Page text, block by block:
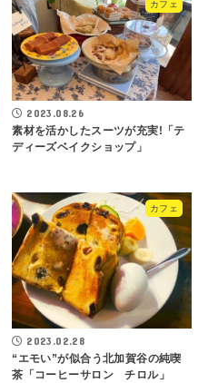
カフェ
2023.08.26
素材を活かしたスーツが充実!「テ
ディーズベイクショップ」
カフェ
2023.02.28
“エモい”が似合う北加賀谷の純喫
茶「コーヒーサロン チロル」